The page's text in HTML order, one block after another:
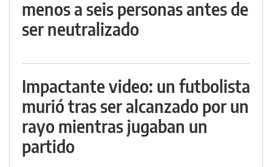
menos a seis personas antes de
ser neutralizado
Impactante video: un futbolista
murió tras ser alcanzado por un
rayo mientras jugaban un
partido